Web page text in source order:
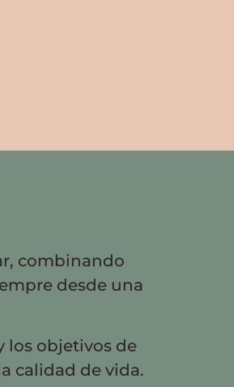
combinando
desde una
los objetivos de
calidad de vida.